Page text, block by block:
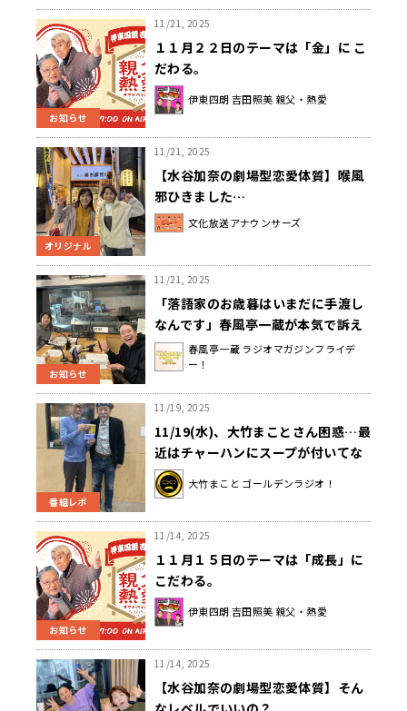
お知らせ
11/21, 2025
１１月２２日のテーマは「金」に こ
だわる。
伊東四朗 吉田照美 親父・熱愛
オリジナル
11/21, 2025
【水谷加奈の劇場型恋愛体質】喉風
邪ひきました…
文化放送アナウンサーズ
お知らせ
11/21, 2025
「落語家のお歳暮はいまだに手渡し
なんです」春風亭一蔵が本気で訴え
た改革案とは？
春風亭一蔵 ラジオマガジンフライデ
ー！
番組レポ
11/19, 2025
11/19(水)、大竹まことさん困惑…最
近はチャーハンにスープが付いてな
い！？水谷加奈アナは体調不良でお
休み！
大竹まこと ゴールデンラジオ！
お知らせ
11/14, 2025
１１月１５日のテーマは「成長」に
こだわる。
伊東四朗 吉田照美 親父・熱愛
11/14, 2025
【水谷加奈の劇場型恋愛体質】そん